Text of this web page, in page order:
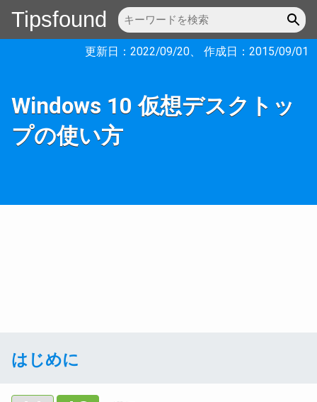
Tipsfound
更新日： 2022/09/20、 作成日： 2015/09/01
Windows 10 仮想デスクトッ
プの使い方
はじめに